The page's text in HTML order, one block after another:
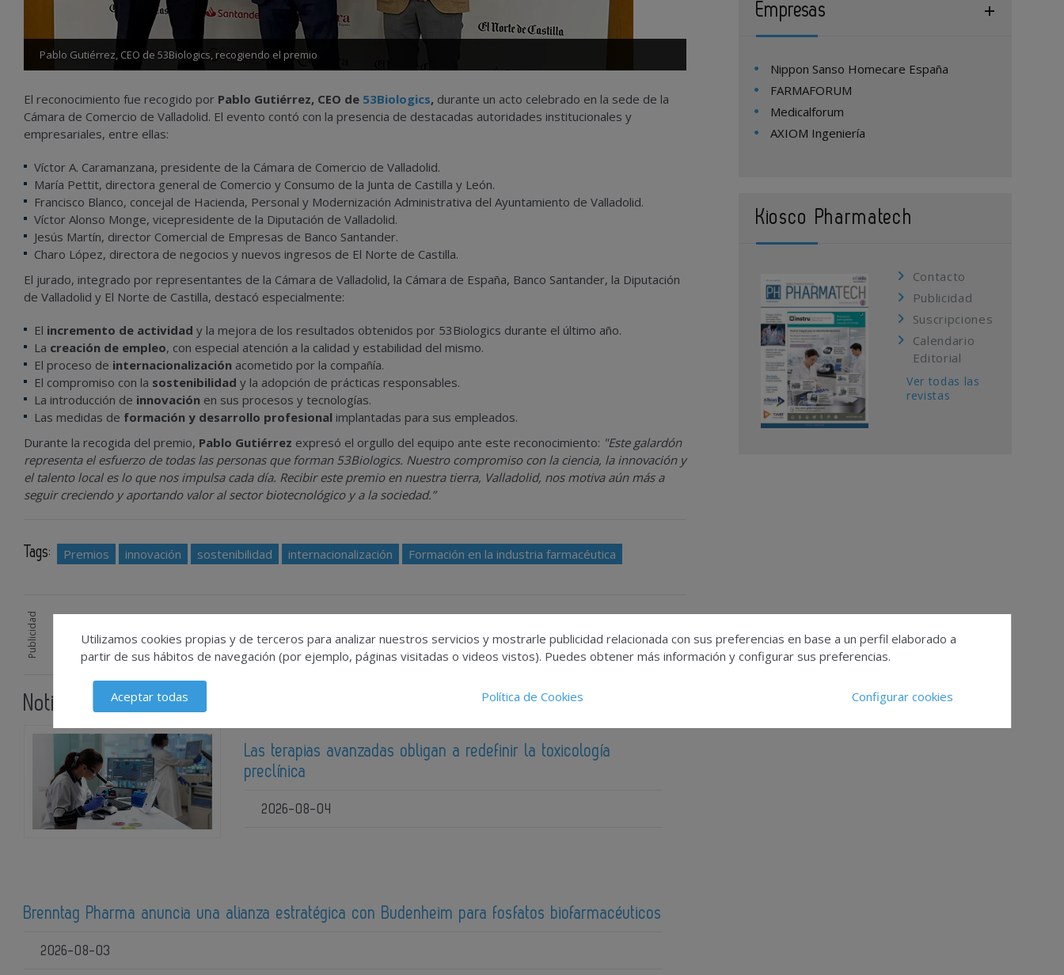
Pablo Gutiérrez, CEO de 53Biologics, recogiendo el premio
El reconocimiento fue recogido por Pablo Gutiérrez, CEO de 53Biologics, durante un acto celebrado en la sede de la
Cámara de Comercio de Valladolid. El evento contó con la presencia de destacadas autoridades institucionales y
empresariales, entre ellas:
Víctor A. Caramanzana, presidente de la Cámara de Comercio de Valladolid.
María Pettit, directora general de Comercio y Consumo de la Junta de Castilla y León.
Francisco Blanco, concejal de Hacienda, Personal y Modernización Administrativa del Ayuntamiento de Valladolid.
Víctor Alonso Monge, vicepresidente de la Diputación de Valladolid.
Jesús Martín, director Comercial de Empresas de Banco Santander.
Charo López, directora de negocios y nuevos ingresos de El Norte de Castilla.
El jurado, integrado por representantes de la Cámara de Valladolid, la Cámara de España, Banco Santander, la Diputación
de Valladolid y El Norte de Castilla, destacó especialmente:
El incremento de actividad y la mejora de los resultados obtenidos por 53Biologics durante el último año.
La creación de empleo, con especial atención a la calidad y estabilidad del mismo.
El proceso de internacionalización acometido por la compañía.
El compromiso con la sostenibilidad y la adopción de prácticas responsables.
La introducción de innovación en sus procesos y tecnologías.
Las medidas de formación y desarrollo profesional implantadas para sus empleados.
Durante la recogida del premio, Pablo Gutiérrez expresó el orgullo del equipo ante este reconocimiento: "Este galardón
representa el esfuerzo de todas las personas que forman 53Biologics. Nuestro compromiso con la ciencia, la innovación y
el talento local es lo que nos impulsa cada día. Recibir este premio en nuestra tierra, Valladolid, nos motiva aún más a
seguir creciendo y aportando valor al sector biotecnológico y a la sociedad.”
Tags: Premios innovación sostenibilidad internacionalización Formación en la industria farmacéutica
Publicidad
Noticias relacionadas
Las terapias avanzadas obligan a redefinir la toxicología
preclínica
2026-08-04
Brenntag Pharma anuncia una alianza estratégica con Budenheim para fosfatos biofarmacéuticos
2026-08-03
Empresas
Nippon Sanso Homecare España
FARMAFORUM
Medicalforum
AXIOM Ingeniería
Kiosco Pharmatech
Contacto
Publicidad
Suscripciones
Calendario
Editorial
Ver todas las
revistas
Utilizamos cookies propias y de terceros para analizar nuestros servicios y mostrarle publicidad relacionada con sus preferencias en base a un perfil elaborado a
partir de sus hábitos de navegación (por ejemplo, páginas visitadas o videos vistos). Puedes obtener más información y configurar sus preferencias.
Aceptar todas Política de Cookies Configurar cookies